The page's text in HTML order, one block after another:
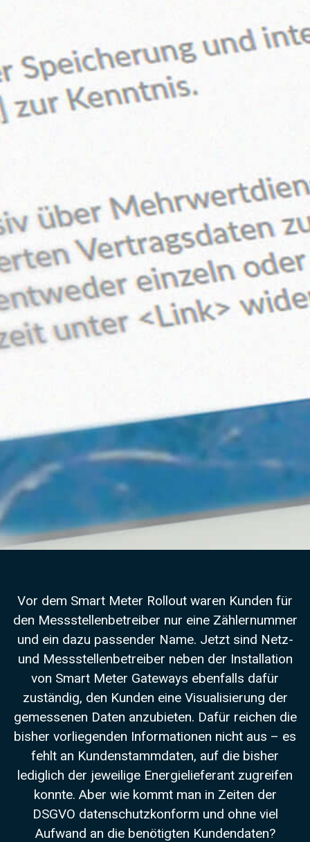
Vor dem Smart Meter Rollout waren Kunden für
den Messstellenbetreiber nur eine Zählernummer
und ein dazu passender Name. Jetzt sind Netz-
und Messstellenbetreiber neben der Installation
von Smart Meter Gateways ebenfalls dafür
zuständig, den Kunden eine Visualisierung der
gemessenen Daten anzubieten. Dafür reichen die
bisher vorliegenden Informationen nicht aus – es
fehlt an Kundenstammdaten, auf die bisher
lediglich der jeweilige Energielieferant zugreifen
konnte. Aber wie kommt man in Zeiten der
DSGVO datenschutzkonform und ohne viel
Aufwand an die benötigten Kundendaten?